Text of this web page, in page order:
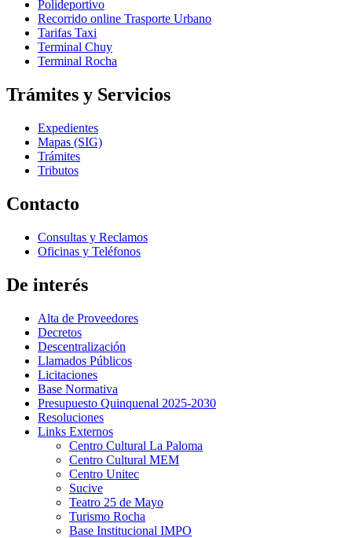
Polideportivo
Recorrido online Trasporte Urbano
Tarifas Taxi
Terminal Chuy
Terminal Rocha
Trámites y Servicios
Expedientes
Mapas (SIG)
Trámites
Tributos
Contacto
Consultas y Reclamos
Oficinas y Teléfonos
De interés
Alta de Proveedores
Decretos
Descentralización
Llamados Públicos
Licitaciones
Base Normativa
Presupuesto Quinquenal 2025-2030
Resoluciones
Links Externos
Centro Cultural La Paloma
Centro Cultural MEM
Centro Unitec
Sucive
Teatro 25 de Mayo
Turismo Rocha
Base Institucional IMPO